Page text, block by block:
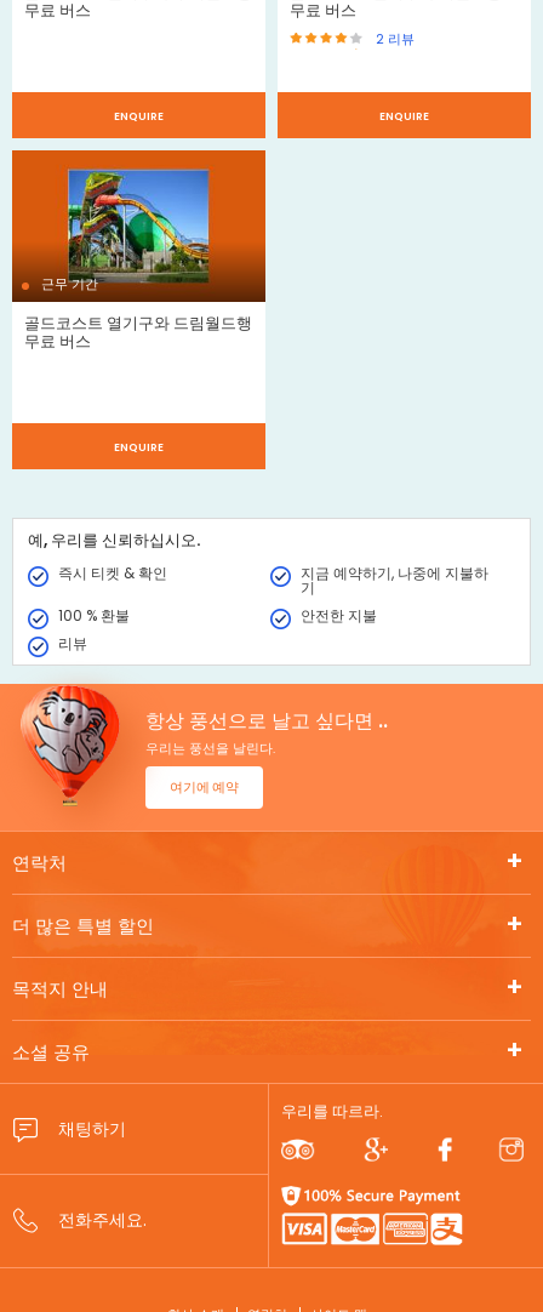
무료 버스
ENQUIRE
무료 버스
2 리뷰
ENQUIRE
근무 기간
골드코스트 열기구와 드림월드행
무료 버스
ENQUIRE
예, 우리를 신뢰하십시오.
즉시 티켓 & 확인 지금 예약하기, 나중에 지불하
기
100 % 환불
안전한 지불
리뷰
항상 풍선으로 날고 싶다면 ..
우리는 풍선을 날린다.
여기에 예약
더 많은 특별 할인
목적지 안내
소셜 공유
연락처
우리를 따르라.